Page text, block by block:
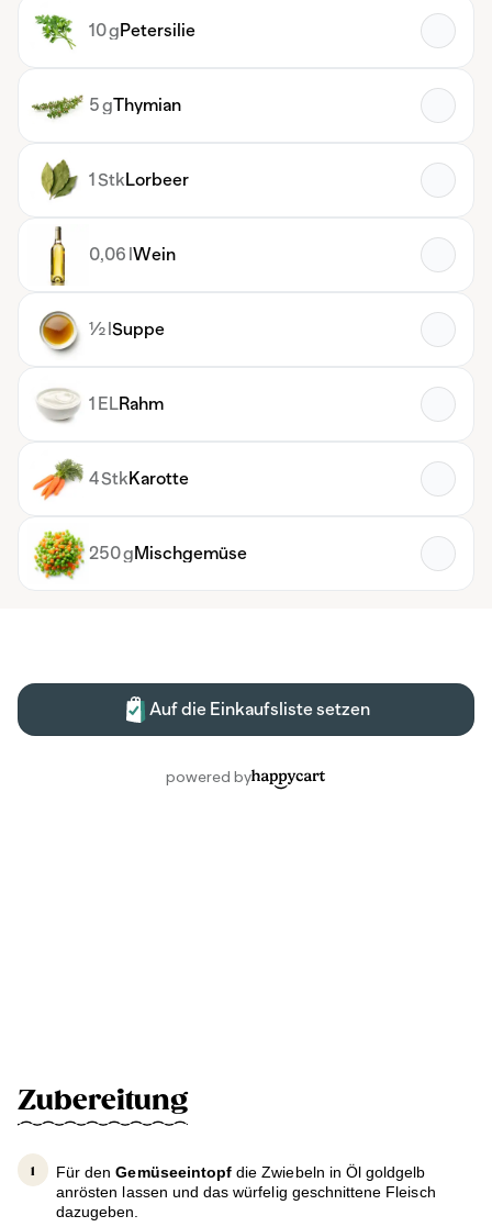
Zubereitung
Für denGemüseeintopf die Zwiebeln in Öl goldgelb
anrösten lassen und das würfelig geschnittene Fleisch
dazugeben.